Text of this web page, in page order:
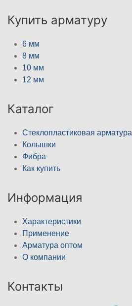
Купить арматуру
6 мм
8 мм
10 мм
12 мм
Каталог
Стеклопластиковая арматура
Колышки
Фибра
Как купить
Информация
Характеристики
Применение
Арматура оптом
О компании
Контакты